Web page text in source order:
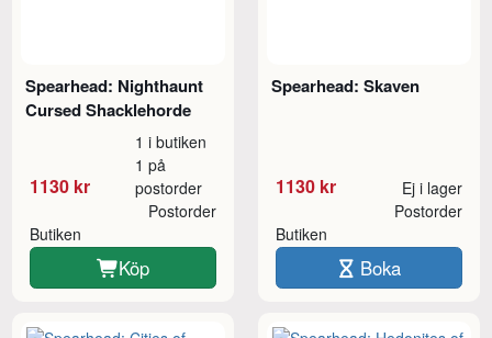
Spearhead: Nighthaunt
Cursed Shacklehorde
1130 kr
1 i butiken
1 på
postorder
Butiken
Postorder
Köp
Spearhead: Skaven
1130 kr Ej i lager
Butiken
Postorder
Boka